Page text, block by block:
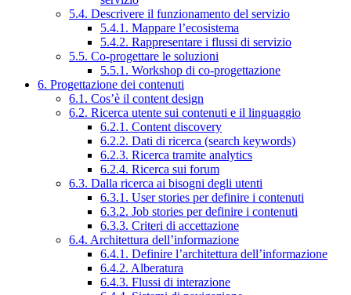
5.4. Descrivere il funzionamento del servizio
5.4.1. Mappare l’ecosistema
5.4.2. Rappresentare i flussi di servizio
5.5. Co-progettare le soluzioni
5.5.1. Workshop di co-progettazione
6. Progettazione dei contenuti
6.1. Cos’è il content design
6.2. Ricerca utente sui contenuti e il linguaggio
6.2.1. Content discovery
6.2.2. Dati di ricerca (search keywords)
6.2.3. Ricerca tramite analytics
6.2.4. Ricerca sui forum
6.3. Dalla ricerca ai bisogni degli utenti
6.3.1. User stories per definire i contenuti
6.3.2. Job stories per definire i contenuti
6.3.3. Criteri di accettazione
6.4. Architettura dell’informazione
6.4.1. Definire l’architettura dell’informazione
6.4.2. Alberatura
6.4.3. Flussi di interazione